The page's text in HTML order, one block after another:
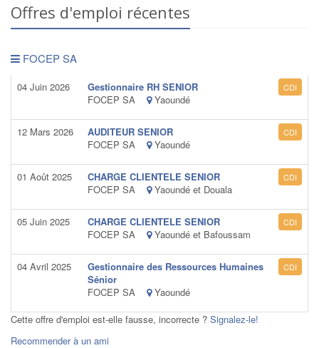
Offres d'emploi récentes
FOCEP SA
04 Juin 2026
Gestionnaire RH SENIOR
FOCEP SA
Yaoundé
CDI
12 Mars 2026
AUDITEUR SENIOR
FOCEP SA
Yaoundé
CDI
01 Août 2025
CHARGE CLIENTELE SENIOR
FOCEP SA
Yaoundé et Douala
CDI
05 Juin 2025
CHARGE CLIENTELE SENIOR
FOCEP SA
Yaoundé et Bafoussam
CDI
04 Avril 2025
Gestionnaire des Ressources Humaines
Sénior
FOCEP SA
Yaoundé
CDI
Cette offre d'emploi est-elle fausse, incorrecte ? Signalez-le!
Recommender à un ami